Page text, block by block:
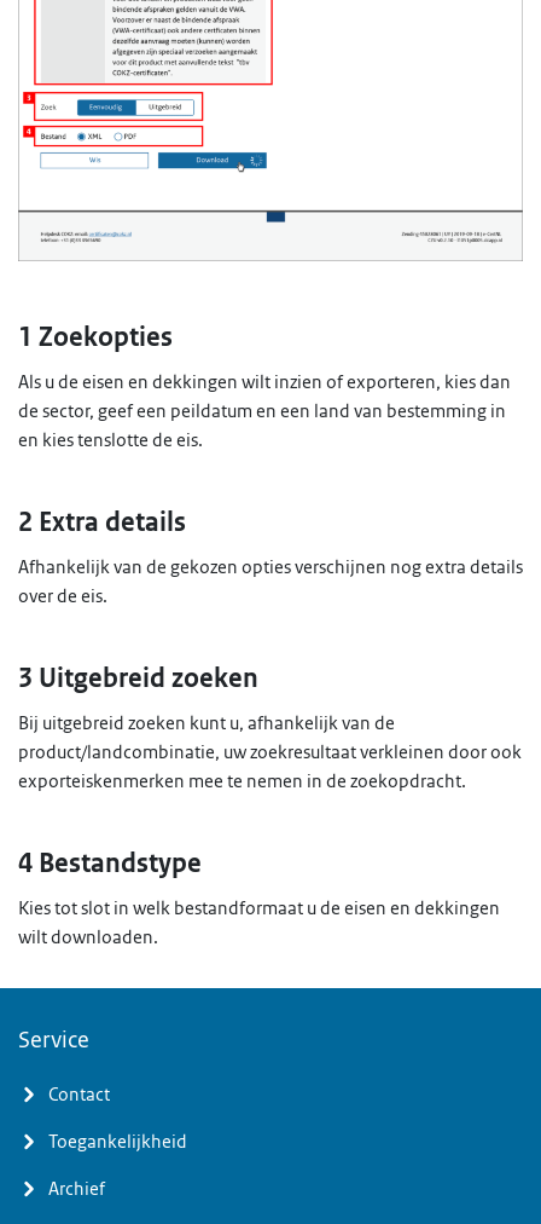
1 Zoekopties
Als u de eisen en dekkingen wilt inzien of exporteren, kies dan
de sector, geef een peildatum en een land van bestemming in
en kies tenslotte de eis.
2 Extra details
Afhankelijk van de gekozen opties verschijnen nog extra details
over de eis.
3 Uitgebreid zoeken
Bij uitgebreid zoeken kunt u, afhankelijk van de
product/landcombinatie, uw zoekresultaat verkleinen door ook
exporteiskenmerken mee te nemen in de zoekopdracht.
4 Bestandstype
Kies tot slot in welk bestandformaat u de eisen en dekkingen
wilt downloaden.
Service
Contact
Toegankelijkheid
Archief